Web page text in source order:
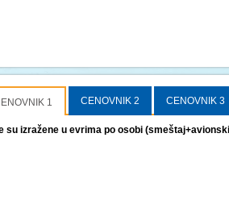
1 CENOVNIK 2 CENOVNIK 3
su izražene u evrima po osobi